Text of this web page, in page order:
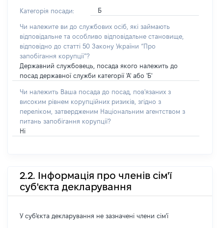
Категорія посади: Б
Чи належите ви до службових осіб, які займають
відповідальне та особливо відповідальне становище,
відповідно до статті 50 Закону України “Про
запобігання корупції”?
Державний службовець, посада якого належить до
посад державної служби категорії 'А' або 'Б'
Чи належить Ваша посада до посад, пов'язаних з
високим рівнем корупційних ризиків, згідно з
переліком, затвердженим Національним агентством з
питань запобігання корупції?
Ні
2.2. Інформація про членів сім'ї
суб'єкта декларування
У суб'єкта декларування не зазначені члени сім'ї